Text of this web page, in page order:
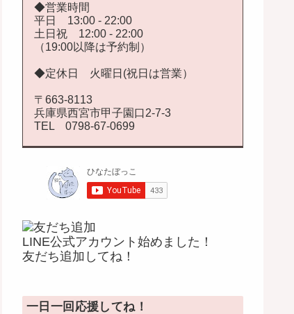
◆営業時間
平日 13:00 - 22:00
土日祝 12:00 - 22:00
（19:00以降は予約制）
◆定休日 火曜日(祝日は営業）
〒663-8113
兵庫県西宮市甲子園口2-7-3
TEL 0798-67-0699
LINE公式アカウント始めました！
友だち追加してね！
一日一回応援してね！